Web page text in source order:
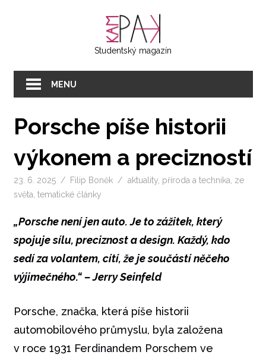
Studentský magazín
MENU
Porsche píše historii
výkonem a precizností
23. 6. 2025 Filip Boněk aktuality, příroda a technika ze
světa tematické články
„Porsche není jen auto. Je to zážitek, který
spojuje sílu, preciznost a design. Každý, kdo
sedí za volantem, cítí, že je součástí něčeho
výjimečného.“ –Jerry Seinfeld
Porsche, značka, která píše historii
automobilového průmyslu, byla založena
v roce 1931 Ferdinandem Porschem ve